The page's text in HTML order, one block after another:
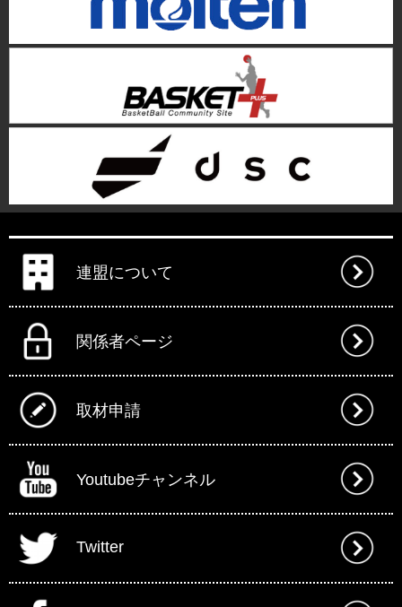
連盟について
関係者ページ
取材申請
Youtubeチャンネル
Twitter